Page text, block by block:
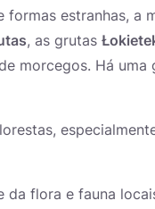
estranhas, a
, as grutas
morcegos. Há
da flora e fauna